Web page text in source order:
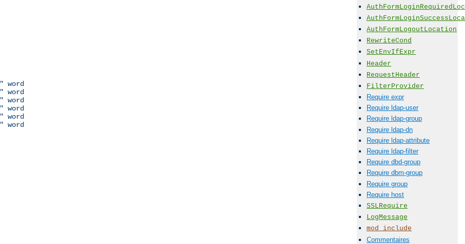
AuthFormLogoutLocation
RewriteCond
SetEnvIfExpr
Header
RequestHeader
FilterProvider
Require expr
Require ldap-user
Require ldap-group
Require ldap-dn
Require ldap-attribute
Require ldap-filter
Require dbd-group
Require dbm-group
Require group
Require host
SSLRequire
LogMessage
mod_include
Commentaires
" word
" word
" word
" word
" word
" word